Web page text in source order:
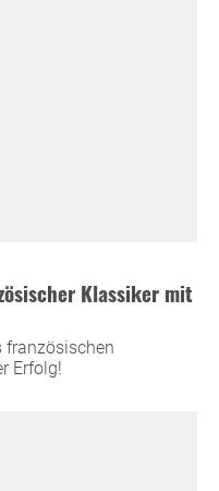
Klassiker mit
französischen
Erfolg!